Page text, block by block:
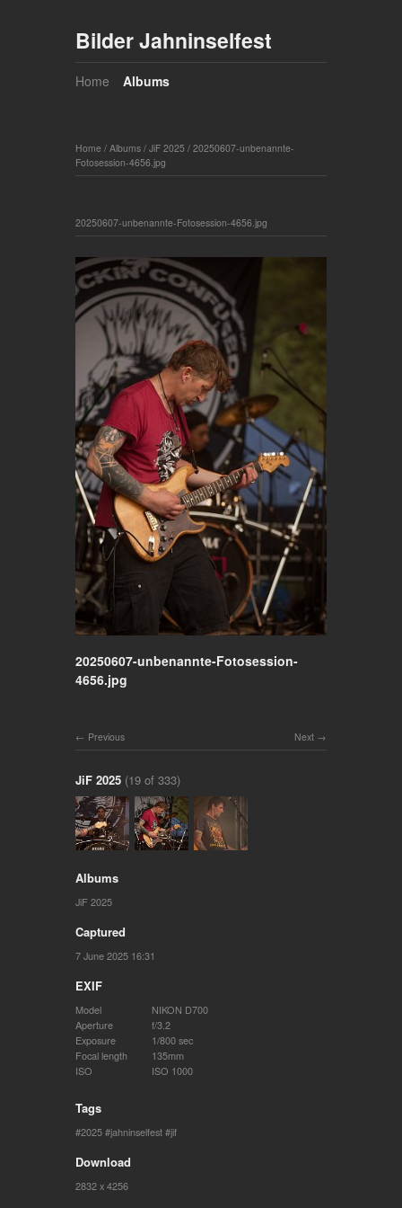
Bilder Jahninselfest
Home Albums
Home / Albums / JiF 2025 / 20250607-unbenannte-
Fotosession-4656.jpg
20250607-unbenannte-Fotosession-4656.jpg
20250607-unbenannte-Fotosession-
4656.jpg
Next
Previous
JiF 2025 (19 of 333)
Albums
JiF 2025
Captured
7 June 2025 16:31
EXIF
Model
NIKON D700
Aperture
f/3.2
Exposure
1/800 sec
Focal length
135mm
ISO
ISO 1000
Tags
2025 jahninselfest jif
Download
2832 x 4256